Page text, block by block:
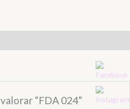
“FDA 024”